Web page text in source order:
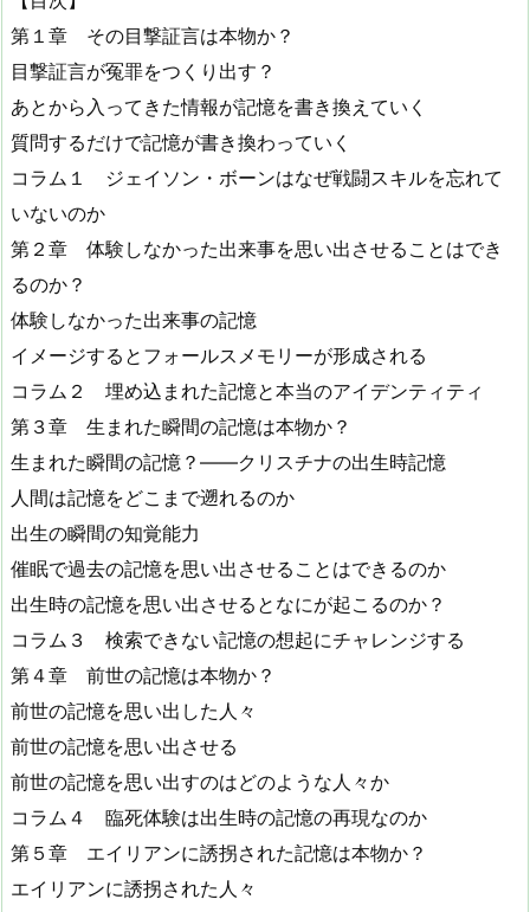
第１章 その目撃証言は本物か？
目撃証言が冤罪をつくり出す？
あとから入ってきた情報が記憶を書き換えていく
質問するだけで記憶が書き換わっていく
コラム１ ジェイソン・ボーンはなぜ戦闘スキルを忘れて
いないのか
第２章 体験しなかった出来事を思い出させることはでき
るのか？
体験しなかった出来事の記憶
イメージするとフォールスメモリーが形成される
コラム２ 埋め込まれた記憶と本当のアイデンティティ
第３章 生まれた瞬間の記憶は本物か？
生まれた瞬間の記憶？――クリスチナの出生時記憶
人間は記憶をどこまで遡れるのか
出生の瞬間の知覚能力
催眠で過去の記憶を思い出させることはできるのか
出生時の記憶を思い出させるとなにが起こるのか？
コラム３ 検索できない記憶の想起にチャレンジする
第４章 前世の記憶は本物か？
前世の記憶を思い出した人々
前世の記憶を思い出させる
前世の記憶を思い出すのはどのような人々か
コラム４ 臨死体験は出生時の記憶の再現なのか
第５章 エイリアンに誘拐された記憶は本物か？
エイリアンに誘拐された人々